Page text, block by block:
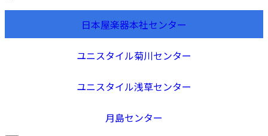
日本屋楽器本社センター
ユニスタイル菊川センター
ユニスタイル浅草センター
月島センター